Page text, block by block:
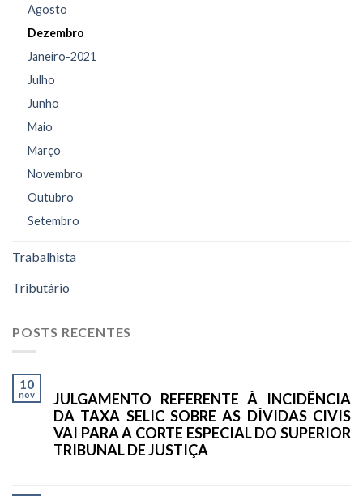
Agosto
Dezembro
Janeiro-2021
Julho
Junho
Maio
Março
Novembro
Outubro
Setembro
Trabalhista
Tributário
POSTS RECENTES
10
nov
JULGAMENTO REFERENTE À INCIDÊNCIA
DA TAXA SELIC SOBRE AS DÍVIDAS CIVIS
VAI PARA A CORTE ESPECIAL DO SUPERIOR
TRIBUNAL DE JUSTIÇA